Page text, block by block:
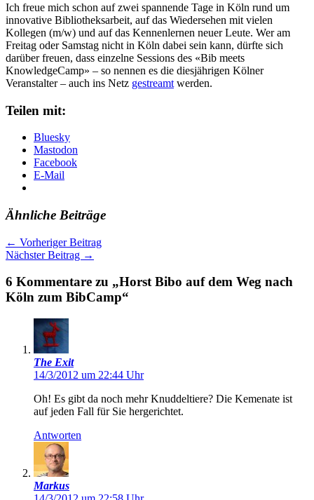
Ich freue mich schon auf zwei spannende Tage in Köln rund um
innovative Bibliotheksarbeit, auf das Wiedersehen mit vielen
Kollegen (m/w) und auf das Kennenlernen neuer Leute. Wer am
Freitag oder Samstag nicht in Köln dabei sein kann, dürfte sich
darüber freuen, dass einzelne Sessions des «Bib meets
KnowledgeCamp» – so nennen es die diesjährigen Kölner
Veranstalter – auch ins Netz gestreamt werden.
Teilen mit:
Bluesky
Mastodon
Facebook
E-Mail
Ähnliche Beiträge
← Vorheriger Beitrag
Nächster Beitrag →
6 Kommentare zu „Horst Bibo auf dem Weg nach
Köln zum BibCamp“
The Exit
14/3/2012 um 22:44 Uhr
Oh! Es gibt da noch mehr Knuddeltiere? Die Kemenate ist
auf jeden Fall für Sie hergerichtet.
Antworten
Markus